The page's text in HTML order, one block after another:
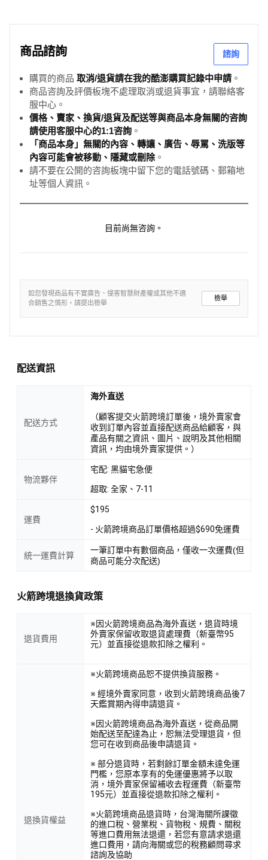
商品諮詢 諮詢
購買的商品 取消/退貨請在我的酷澎購買記錄中申請 。
商品咨詢及評價板塊不處理取消或退貨事宜，請聯絡客
服中心。
價格、賣家、換貨/退貨及配送等與商品本身無關的咨詢
請使用客服中心的1:1咨詢 。
「商品本身」無關的內容、轉讓、廣告、辱罵、洗版等
內容可能會被移動、隱藏或刪除。
請不要在公開的咨詢板塊中留下您的電話號碼、郵箱地
址等個人資訊。
目前尚無咨詢。
如您發現商品有不實廣告、侵害智慧財產權或其他不適
合銷售之情形，請提出檢舉
檢舉
配送資訊
配送方式
海外直送
（顧客提交火箭跨境訂單後，境外賣家會
收到訂單內容並直接配送商品給顧客，與
產品有關之資訊、圖片、說明及其他相關
資訊，均由境外賣家提供。）
物流夥伴
宅配: 黑貓宅急便
超取: 全家、7-11
運費
$195
- 火箭跨境商品訂單價格超過$690免運費
統一運費計算
一筆訂單中有數個商品，僅收一次運費(但
商品可能分次配送)
火箭跨境退換貨政策
退貨費用
※因火箭跨境商品為海外直送，退貨時境
外賣家保留收取退貨處理費（新臺幣95
元）並直接從退款扣除之權利。
退換貨權益
※火箭跨境商品恕不提供換貨服務。
※ 經境外賣家同意，收到火箭跨境商品後7
天鑑賞期內得申請退貨。
※因火箭跨境商品為海外直送，從商品開
始配送至配達為止，恕無法受理退貨，但
您可在收到商品後申請退貨。
※ 部分退貨時，若剩餘訂單金額未達免運
門檻，您原本享有的免運優惠將予以取
消，境外賣家保留補收去程運費（新臺幣
195元）並直接從退款扣除之權利。
※火箭跨境商品退貨時，台灣海關所課徵
的進口稅、營業稅、貨物稅、規費、關稅
等進口費用無法退還，若您有意請求退還
進口費用，請向海關或您的稅務顧問尋求
諮詢及協助